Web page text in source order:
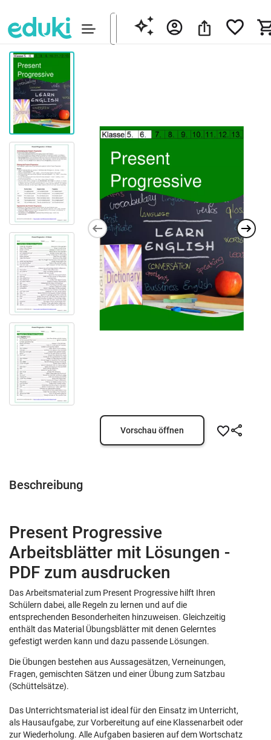
Vorschau öffnen
Beschreibung
Present Progressive
Arbeitsblätter mit Lösungen -
PDF zum ausdrucken
Das Arbeitsmaterial zum Present Progressive hilft Ihren
Schülern dabei, alle Regeln zu lernen und auf die
entsprechenden Besonderheiten hinzuweisen. Gleichzeitig
enthält das Material Übungsblätter mit denen Gelerntes
gefestigt werden kann und dazu passende Lösungen.
Die Übungen bestehen aus Aussagesätzen, Verneinungen,
Fragen, gemischten Sätzen und einer Übung zum Satzbau
(Schüttelsätze).
Das Unterrichtsmaterial ist ideal für den Einsatz im Unterricht,
als Hausaufgabe, zur Vorbereitung auf eine Klassenarbeit oder
zur Wiederholung. Alle Aufgaben basieren auf dem Wortschatz